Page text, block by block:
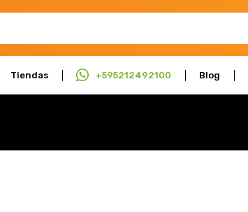
Tiendas +595212492100 Blog